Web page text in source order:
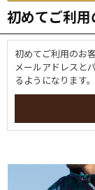
初めてご利
初めてご利用のお
メールアドレスと
るようになります。